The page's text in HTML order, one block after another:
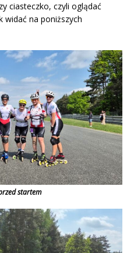
ciasteczko, czyli oglądać
widać na poniższych
startem